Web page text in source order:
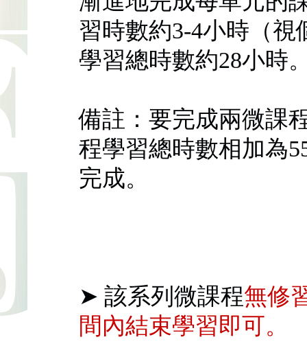
習時數約3-4小時（
學習總時數約28小時
備註：要完成兩微課
程學習總時數相加為
完成。
➤ 該系列微課程無修
間內結束學習即可。